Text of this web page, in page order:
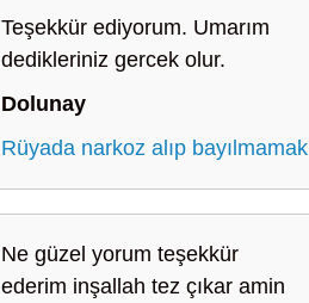
Teşekkür ediyorum. Umarım
dedikleriniz gercek olur.
Dolunay
Rüyada narkoz alıp bayılmamak
Ne güzel yorum teşekkür
ederim inşallah tez çıkar amin